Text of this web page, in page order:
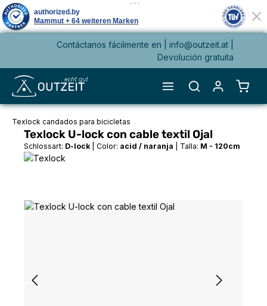
principalContáctanos fácilmente en | info@outzeit.at
Devolución gratuita
El
Texlock candados para bicicletas
Texlock U-lock con cable textil Ojal
Schlossart: D-lock Color: acid / naranja Talla: M - 120cm
Omitir galería de imágenes